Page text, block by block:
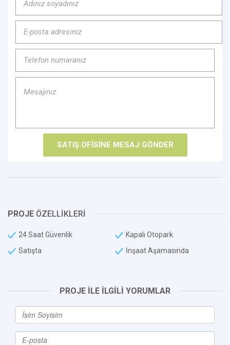
PROJE ÖZELLİKLERİ
24 Saat Güvenlik
Kapalı Otopark
Satışta
İnşaat Aşamasında
PROJE İLE İLGİLİ YORUMLAR